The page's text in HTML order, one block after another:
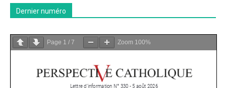
Dernier numéro
Page 1 / 7 Zoom 100%